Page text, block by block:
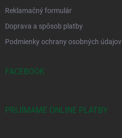
Reklamačný formulár
Doprava a spôsob platby
Podmienky ochrany osobných údajov
FACEBOOK
PRIJÍMAME ONLINE PLATBY